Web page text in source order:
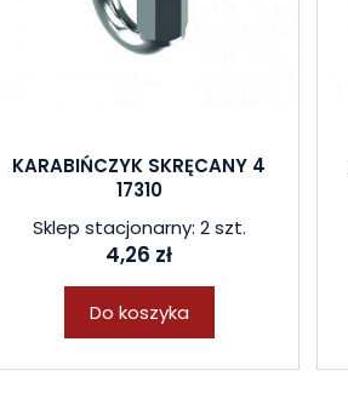
KARABIŃCZYK SKRĘCANY 4
17310
Sklep stacjonarny: 2 szt.
4,26 zł
Do koszyka